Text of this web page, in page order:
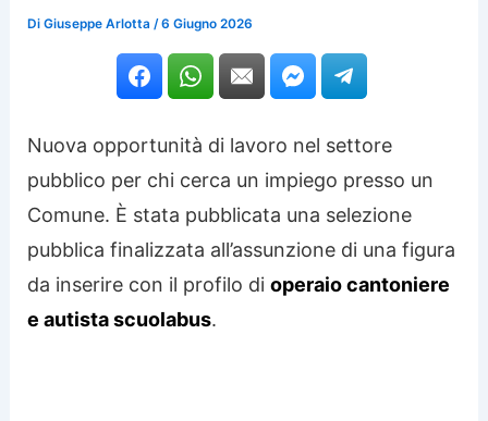
DiGiuseppe Arlotta /6 Giugno 2026
Nuova opportunità di lavoro nel settore
pubblico per chi cerca un impiego presso un
Comune. È stata pubblicata una selezione
pubblica finalizzata all’assunzione di una figura
da inserire con il profilo dioperaio cantoniere
e autista scuolabus.